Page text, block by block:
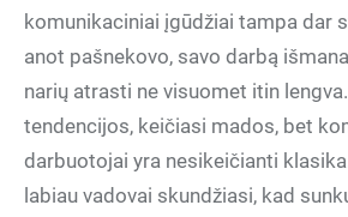
komunikaciniai įgūdžiai tampa dar
anot pašnekovo, savo darbą
narių atrasti ne visuomet itin
tendencijos, keičiasi mados, bet
darbuotojai yra nesikeičianti
labiau vadovai skundžiasi, kad